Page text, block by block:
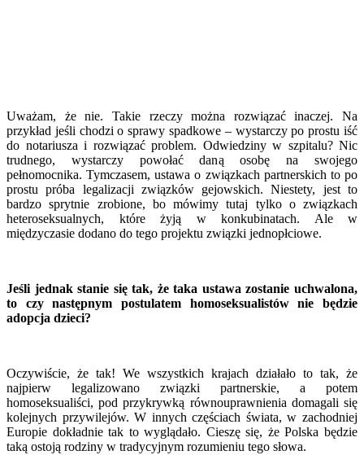
Uważam, że nie. Takie rzeczy można rozwiązać inaczej. Na
przykład jeśli chodzi o sprawy spadkowe – wystarczy po prostu iść
do notariusza i rozwiązać problem. Odwiedziny w szpitalu? Nic
trudnego, wystarczy powołać daną osobę na swojego
pełnomocnika. Tymczasem, ustawa o związkach partnerskich to po
prostu próba legalizacji związków gejowskich. Niestety, jest to
bardzo sprytnie zrobione, bo mówimy tutaj tylko o związkach
heteroseksualnych, które żyją w konkubinatach. Ale w
międzyczasie dodano do tego projektu związki jednopłciowe.
Jeśli jednak stanie się tak, że taka ustawa zostanie uchwalona,
to czy następnym postulatem homoseksualistów nie będzie
adopcja dzieci?
Oczywiście, że tak! We wszystkich krajach działało to tak, że
najpierw legalizowano związki partnerskie, a potem
homoseksualiści, pod przykrywką równouprawnienia domagali się
kolejnych przywilejów. W innych częściach świata, w zachodniej
Europie dokładnie tak to wyglądało. Cieszę się, że Polska będzie
taką ostoją rodziny w tradycyjnym rozumieniu tego słowa.